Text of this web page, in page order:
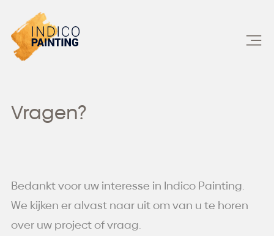
content
Vragen?
Bedankt voor uw interesse in Indico Painting.
We kijken er alvast naar uit om van u te horen
over uw project of vraag.